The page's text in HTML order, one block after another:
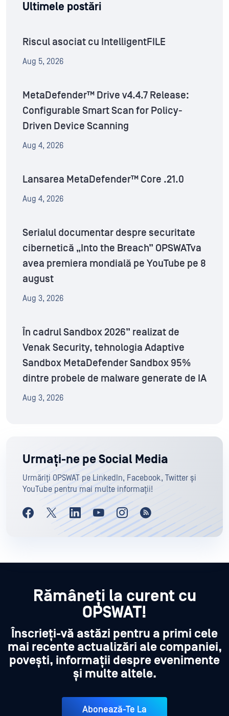
Ultimele postări
Riscul asociat cu IntelligentFILE
Aug 5, 2026
MetaDefender™ Drive v4.4.7 Release:
Configurable Smart Scan for Policy-
Driven Device Scanning
Aug 4, 2026
Lansarea MetaDefender™ Core .21.0
Aug 4, 2026
Serialul documentar despre securitate
cibernetică „Into the Breach” OPSWATva
avea premiera mondială pe YouTube pe 8
august
Aug 3, 2026
În cadrul Sandbox 2026” realizat de
Venak Security, tehnologia Adaptive
Sandbox MetaDefender Sandbox 95%
dintre probele de malware generate de IA
Aug 3, 2026
Urmați-ne pe Social Media
Urmăriți OPSWAT pe LinkedIn, Facebook, Twitter și
YouTube pentru mai multe informații!
Rămâneți la curent cu
OPSWAT!
Înscrieți-vă astăzi pentru a primi cele
mai recente actualizări ale companiei,
povești, informații despre evenimente
și multe altele.
Abonează-Te La